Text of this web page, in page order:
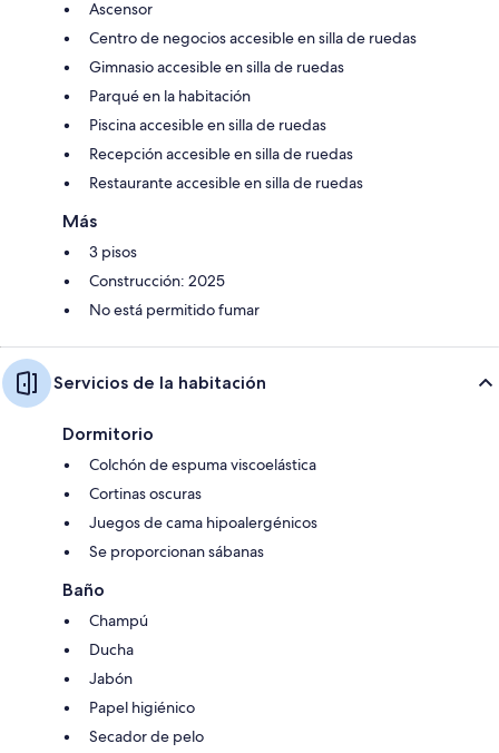
Ascensor
Centro de negocios accesible en silla de ruedas
Gimnasio accesible en silla de ruedas
Parqué en la habitación
Piscina accesible en silla de ruedas
Recepción accesible en silla de ruedas
Restaurante accesible en silla de ruedas
Más
3 pisos
Construcción: 2025
No está permitido fumar
Servicios de la habitación
Dormitorio
Colchón de espuma viscoelástica
Cortinas oscuras
Juegos de cama hipoalergénicos
Se proporcionan sábanas
Baño
Champú
Ducha
Jabón
Papel higiénico
Secador de pelo